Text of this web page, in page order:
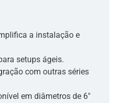
a instalação e
setups ágeis.
com outras séries
em diâmetros de 6″